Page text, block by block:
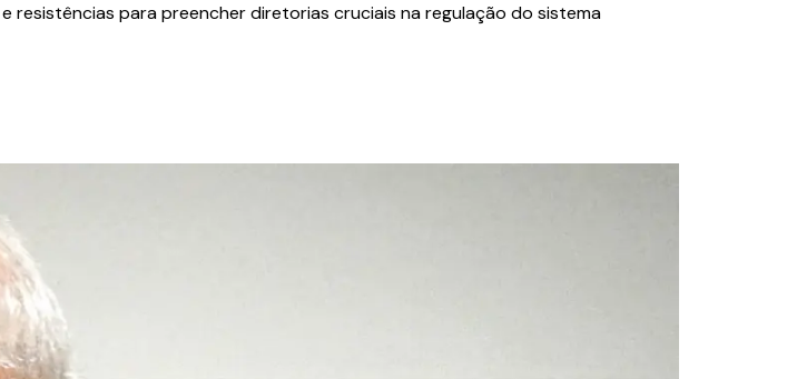
para preencher diretorias cruciais na regulação do sistema